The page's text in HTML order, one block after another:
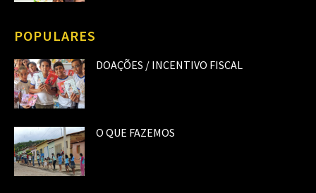
POPULARES
DOAÇÕES / INCENTIVO FISCAL
O QUE FAZEMOS